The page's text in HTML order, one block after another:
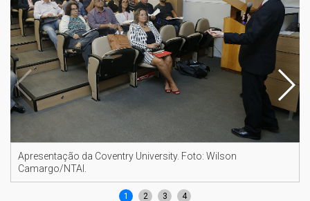
Apresentação da Coventry University. Foto: Wilson
Camargo/NTAI.
1 2 3 4